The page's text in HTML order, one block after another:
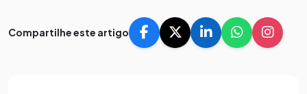
Compartilhe este artigo